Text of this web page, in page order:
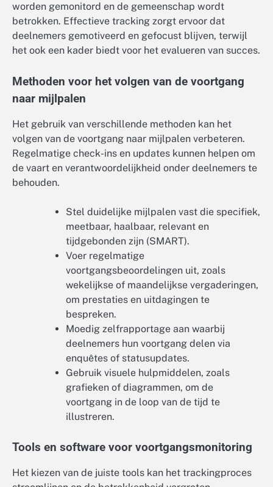
worden gemonitord en de gemeenschap wordt
betrokken. Effectieve tracking zorgt ervoor dat
deelnemers gemotiveerd en gefocust blijven, terwijl
het ook een kader biedt voor het evalueren van succes.
Methoden voor het volgen van de voortgang
naar mijlpalen
Het gebruik van verschillende methoden kan het
volgen van de voortgang naar mijlpalen verbeteren.
Regelmatige check-ins en updates kunnen helpen om
de vaart en verantwoordelijkheid onder deelnemers te
behouden.
Stel duidelijke mijlpalen vast die specifiek,
meetbaar, haalbaar, relevant en
tijdgebonden zijn (SMART).
Voer regelmatige
voortgangsbeoordelingen uit, zoals
wekelijkse of maandelijkse vergaderingen,
om prestaties en uitdagingen te
bespreken.
Moedig zelfrapportage aan waarbij
deelnemers hun voortgang delen via
enquêtes of statusupdates.
Gebruik visuele hulpmiddelen, zoals
grafieken of diagrammen, om de
voortgang in de loop van de tijd te
illustreren.
Tools en software voor voortgangsmonitoring
Het kiezen van de juiste tools kan het trackingproces